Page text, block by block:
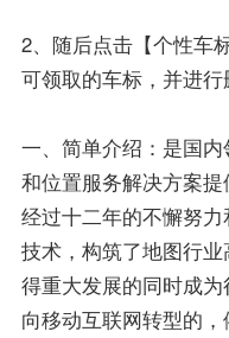
2、随后点击【个性车
可领取的车标，并进行
一、简单介绍：是国
和位置服务解决方案提
经过十二年的不懈努
技术，构筑了地图行
得重大发展的同时成
向移动互联网转型的